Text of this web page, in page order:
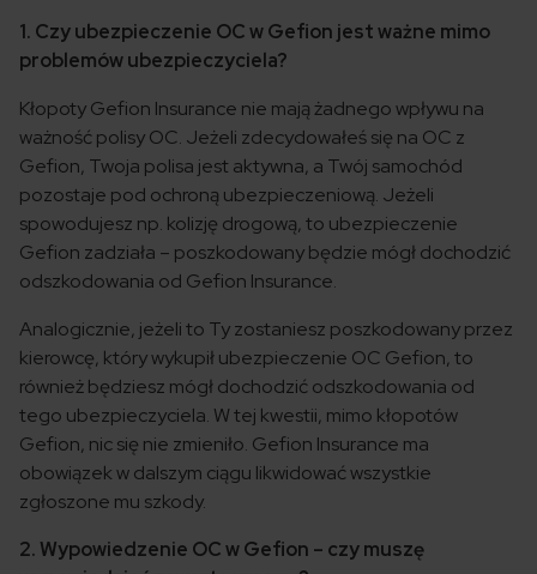
1. Czy ubezpieczenie OC w Gefion jest ważne mimo
problemów ubezpieczyciela?
Kłopoty Gefion Insurance nie mają żadnego wpływu na
ważność polisy OC. Jeżeli zdecydowałeś się na OC z
Gefion, Twoja polisa jest aktywna, a Twój samochód
pozostaje pod ochroną ubezpieczeniową. Jeżeli
spowodujesz np. kolizję drogową, to ubezpieczenie
Gefion zadziała – poszkodowany będzie mógł dochodzić
odszkodowania od Gefion Insurance.
Analogicznie, jeżeli to Ty zostaniesz poszkodowany przez
kierowcę, który wykupił ubezpieczenie OC Gefion, to
również będziesz mógł dochodzić odszkodowania od
tego ubezpieczyciela. W tej kwestii, mimo kłopotów
Gefion, nic się nie zmieniło. Gefion Insurance ma
obowiązek w dalszym ciągu likwidować wszystkie
zgłoszone mu szkody.
2. Wypowiedzenie OC w Gefion – czy muszę